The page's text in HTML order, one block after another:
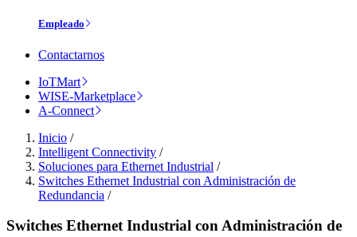
Empleado
Contactarnos
IoTMart
WISE-Marketplace
A-Connect
Inicio /
Intelligent Connectivity /
Soluciones para Ethernet Industrial /
Switches Ethernet Industrial con Administración de
Redundancia /
Switches Ethernet Industrial con Administración de